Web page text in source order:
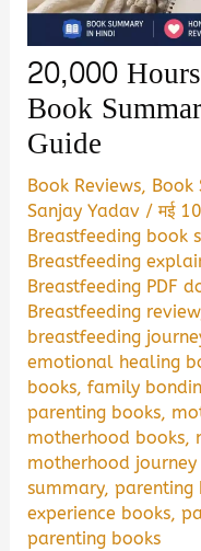
20,000
Book
Guide
Book Reviews, Book
Sanjay Yadav /मई
Breastfeeding book
Breastfeeding
Breastfeeding PDF
Breastfeeding review
breastfeeding
emotional healing
books,family
parenting books,
motherhood books,
motherhood journey
summary,parenting
experience books,
parenting books